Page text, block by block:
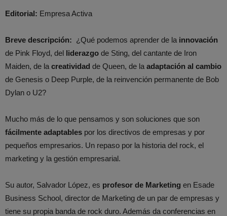
Editorial: Empresa Activa
Breve descripción: ¿Qué podemos aprender de la innovación
de Pink Floyd, del liderazgo de Sting, del cantante de Iron
Maiden, de la creatividad de Queen, de la adaptación al cambio
de Genesis o Deep Purple, de la reinvención permanente de Bob
Dylan o U2?
Mucho más de lo que pensamos y son soluciones que son
fácilmente adaptables por los directivos de empresas y por
pequeños empresarios. Un repaso por la historia del rock, el
marketing y la gestión empresarial.
Su autor, Salvador López, es profesor de Marketing en Esade
Business School, director de Marketing de un par de empresas y
tiene su propia banda de rock duro. Además da conferencias en